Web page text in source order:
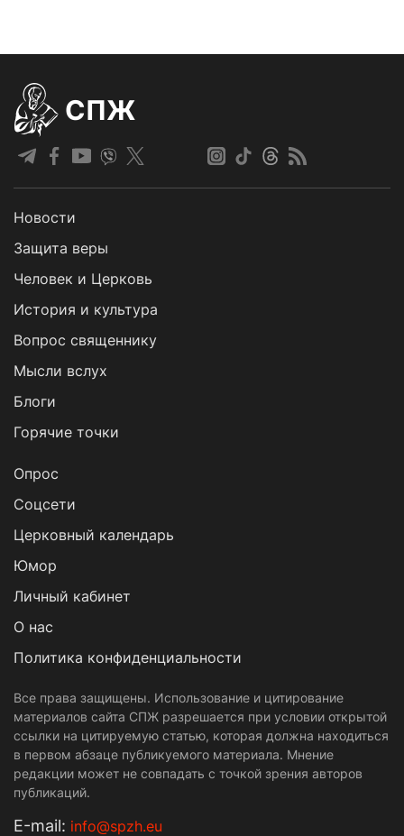
СПЖ
Новости
Защита веры
Человек и Церковь
История и культура
Вопрос священнику
Мысли вслух
Блоги
Горячие точки
Опрос
Cоцсети
Церковный календарь
Юмор
Личный кабинет
О нас
Политика конфиденциальности
Все права защищены. Использование и цитирование
материалов сайта СПЖ разрешается при условии открытой
ссылки на цитируемую статью, которая должна находиться
в первом абзаце публикуемого материала. Мнение
редакции может не совпадать с точкой зрения авторов
публикаций.
Е-mail: info@spzh.eu